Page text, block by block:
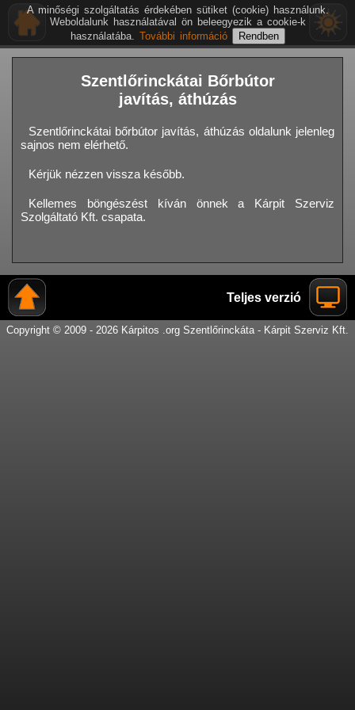
Szentlőrinckátai Bőrbútor
javítás, áthúzás
Szentlőrinckátai bőrbútor javítás, áthúzás oldalunk jelenleg
sajnos nem elérhető.
Kérjük nézzen vissza később.
Kellemes böngészést kíván önnek a Kárpit Szerviz
Szolgáltató Kft. csapata.
Teljes verzió
Copyright © 2009 - 2026 Kárpitos .org Szentlőrinckáta - Kárpit Szerviz Kft.
A minőségi szolgáltatás érdekében sütiket (cookie) használunk.
Weboldalunk használatával ön beleegyezik a cookie-k
használatába. További információ